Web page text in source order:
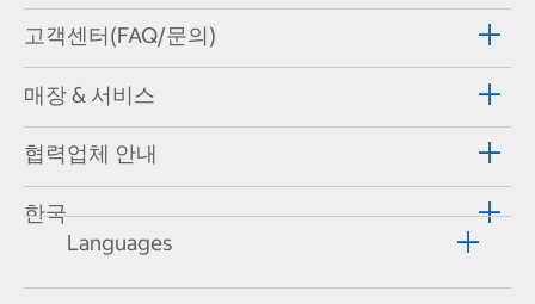
고객센터(FAQ/문의)
매장 & 서비스
협력업체 안내
한국
Languages